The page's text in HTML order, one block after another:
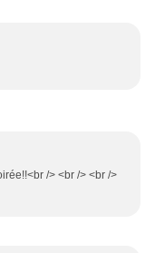
/> <br /> <br />